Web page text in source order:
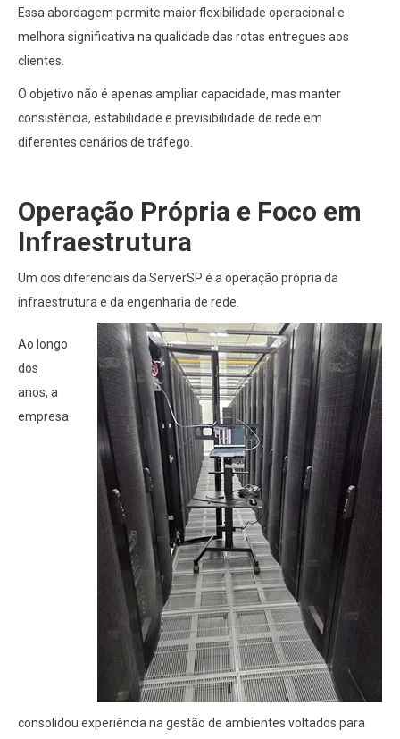
Essa abordagem permite maior flexibilidade operacional e
melhora significativa na qualidade das rotas entregues aos
clientes.
O objetivo não é apenas ampliar capacidade, mas manter
consistência, estabilidade e previsibilidade de rede em
diferentes cenários de tráfego.
Operação Própria e Foco em
Infraestrutura
Um dos diferenciais da ServerSP é a operação própria da
infraestrutura e da engenharia de rede.
Ao longo
dos
anos, a
empresa
consolidou experiência na gestão de ambientes voltados para